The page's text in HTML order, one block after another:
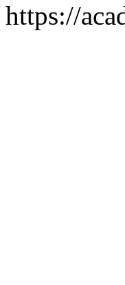
https://